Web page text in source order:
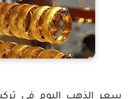
سعر الذهب اليوم في